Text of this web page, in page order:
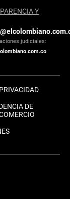
Y
judiciales:
DE